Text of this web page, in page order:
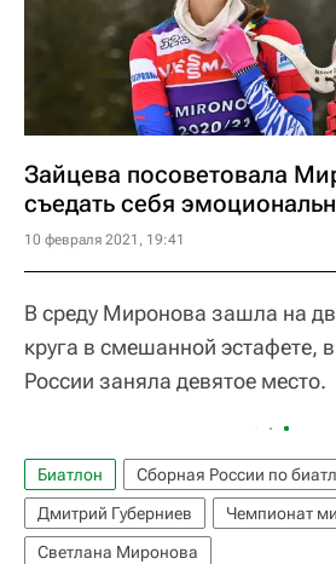
Зайцева посоветовала
съедать себя
10 февраля 2021, 19:41
В среду Миронова зашла на
круга в смешанной эстафете,
России заняла девятое место.
Биатлон
Сборная России по
Дмитрий Губерниев
Чемпионат
Светлана Миронова